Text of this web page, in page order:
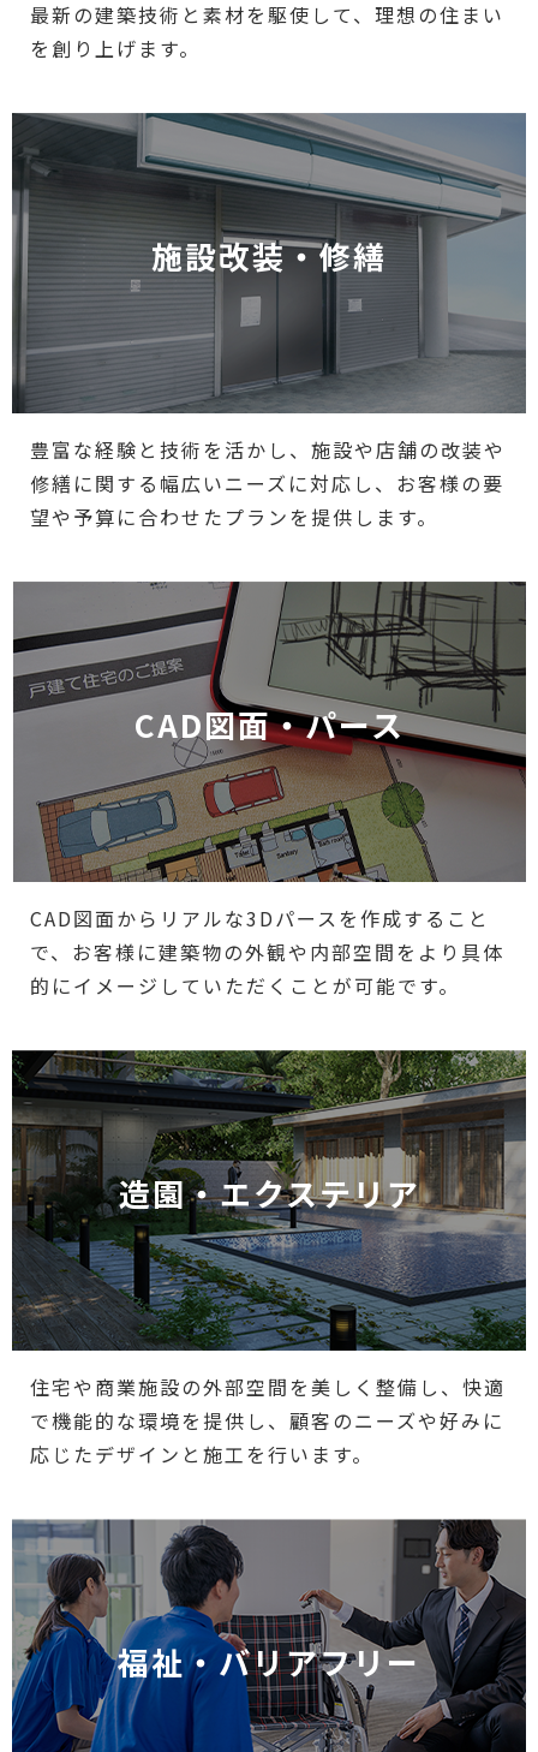
最新の建築技術と素材を駆使して、理想の住まい
を創り上げます。
施設改装・修繕
豊富な経験と技術を活かし、施設や店舗の改装や
修繕に関する幅広いニーズに対応し、お客様の要
望や予算に合わせたプランを提供します。
CAD図面・パース
CAD図面からリアルな3Dパースを作成すること
で、お客様に建築物の外観や内部空間をより具体
的にイメージしていただくことが可能です。
造園・エクステリア
住宅や商業施設の外部空間を美しく整備し、快適
で機能的な環境を提供し、顧客のニーズや好みに
応じたデザインと施工を行います。
福祉・バリアフリー